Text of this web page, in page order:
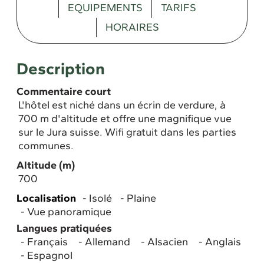
EQUIPEMENTS
TARIFS
HORAIRES
Description
Commentaire court
L'hôtel est niché dans un écrin de verdure, à
700 m d'altitude et offre une magnifique vue
sur le Jura suisse. Wifi gratuit dans les parties
communes.
Altitude (m)
700
Localisation
Isolé
Plaine
Vue panoramique
Langues pratiquées
Français
Allemand Alsacien
Anglais
Espagnol